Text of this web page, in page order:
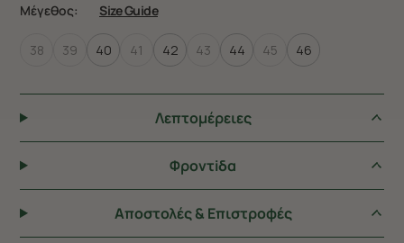
Μέγεθος: Size Guide
38 39 40 41 42 43 44 45 46
Λεπτομέρειες
Φροντiδα
Αποστολές & Επιστροφές